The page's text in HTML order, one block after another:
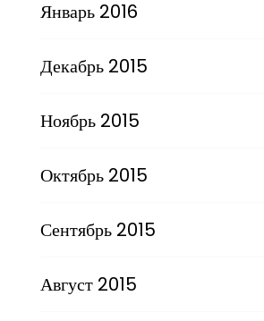
Январь 2016
Декабрь 2015
Ноябрь 2015
Октябрь 2015
Сентябрь 2015
Август 2015